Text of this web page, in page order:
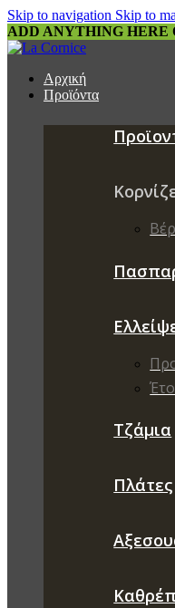
Skip to navigation Skip to
ADD ANYTHING
Αρχική
Προϊόντα
Τζάμια
Πλάτες